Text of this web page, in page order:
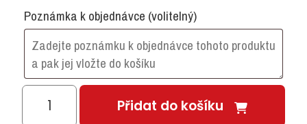
Poznámka k objednávce (volitelný)
Správně
přiřaď
Přidat do košíku